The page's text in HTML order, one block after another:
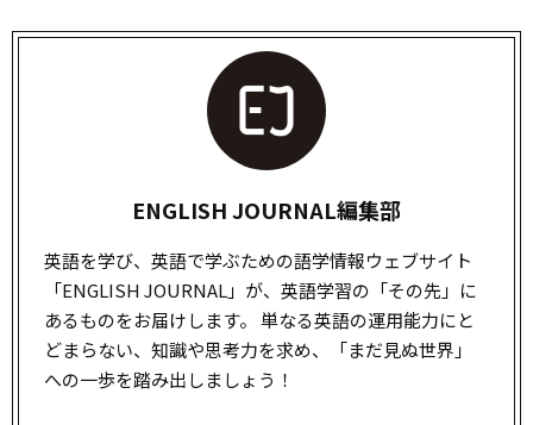
ENGLISH JOURNAL編集部
英語を学び、英語で学ぶための語学情報ウェブサイト
「ENGLISH JOURNAL」が、英語学習の「その先」に
あるものをお届けします。 単なる英語の運用能力にと
どまらない、知識や思考力を求め、「まだ見ぬ世界」
への一歩を踏み出しましょう！